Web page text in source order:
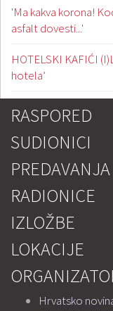
'Ma kakva korona!
asfalt dovesti...'
HOTELSKI KAFIĆI
hotela’
RASPORED
SUDIONICI
PREDAVANJA
RADIONICE
IZLOŽBE
LOKACIJE
Hrvatsko